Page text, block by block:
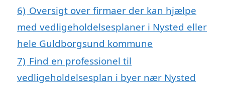
6) Oversigt over firmaer der kan hjælpe
med vedligeholdelsesplaner i Nysted eller
hele Guldborgsund kommune
7) Find en professionel til
vedligeholdelsesplan i byer nær Nysted